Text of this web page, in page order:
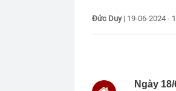
Đức Duy| 19-06-2024 -
Ngày